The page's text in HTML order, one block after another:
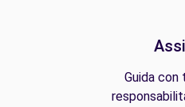
Guida con